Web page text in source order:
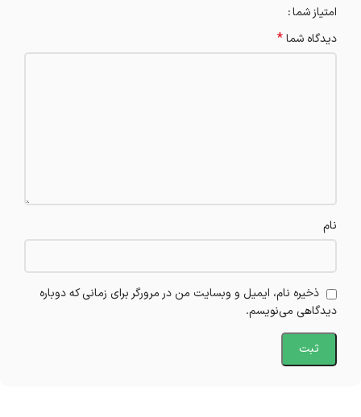
امتیاز شما
دیدگاه شما*
نام
ذخیره نام، ایمیل و وبسایت من در مرورگر برای زمانی که دوباره
دیدگاهی می‌نویسم.